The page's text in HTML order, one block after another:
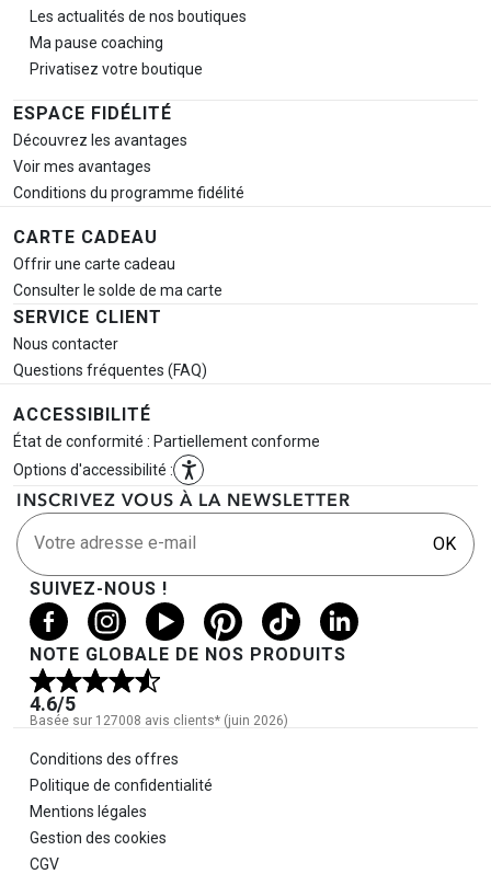
Les actualités de nos boutiques
Ma pause coaching
Privatisez votre boutique
ESPACE FIDÉLITÉ
Découvrez les avantages
Voir mes avantages
Conditions du programme fidélité
CARTE CADEAU
Offrir une carte cadeau
Consulter le solde de ma carte
SERVICE CLIENT
Nous contacter
Questions fréquentes (FAQ)
ACCESSIBILITÉ
État de conformité : Partiellement conforme
Options d'accessibilité :
INSCRIVEZ VOUS À LA NEWSLETTER
Votre adresse e-mail OK
SUIVEZ-NOUS !
NOTE GLOBALE DE NOS PRODUITS
4.6/5
Basée sur 127008 avis clients* (juin 2026)
Informations légales
Conditions des offres
Politique de confidentialité
Mentions légales
Gestion des cookies
CGV